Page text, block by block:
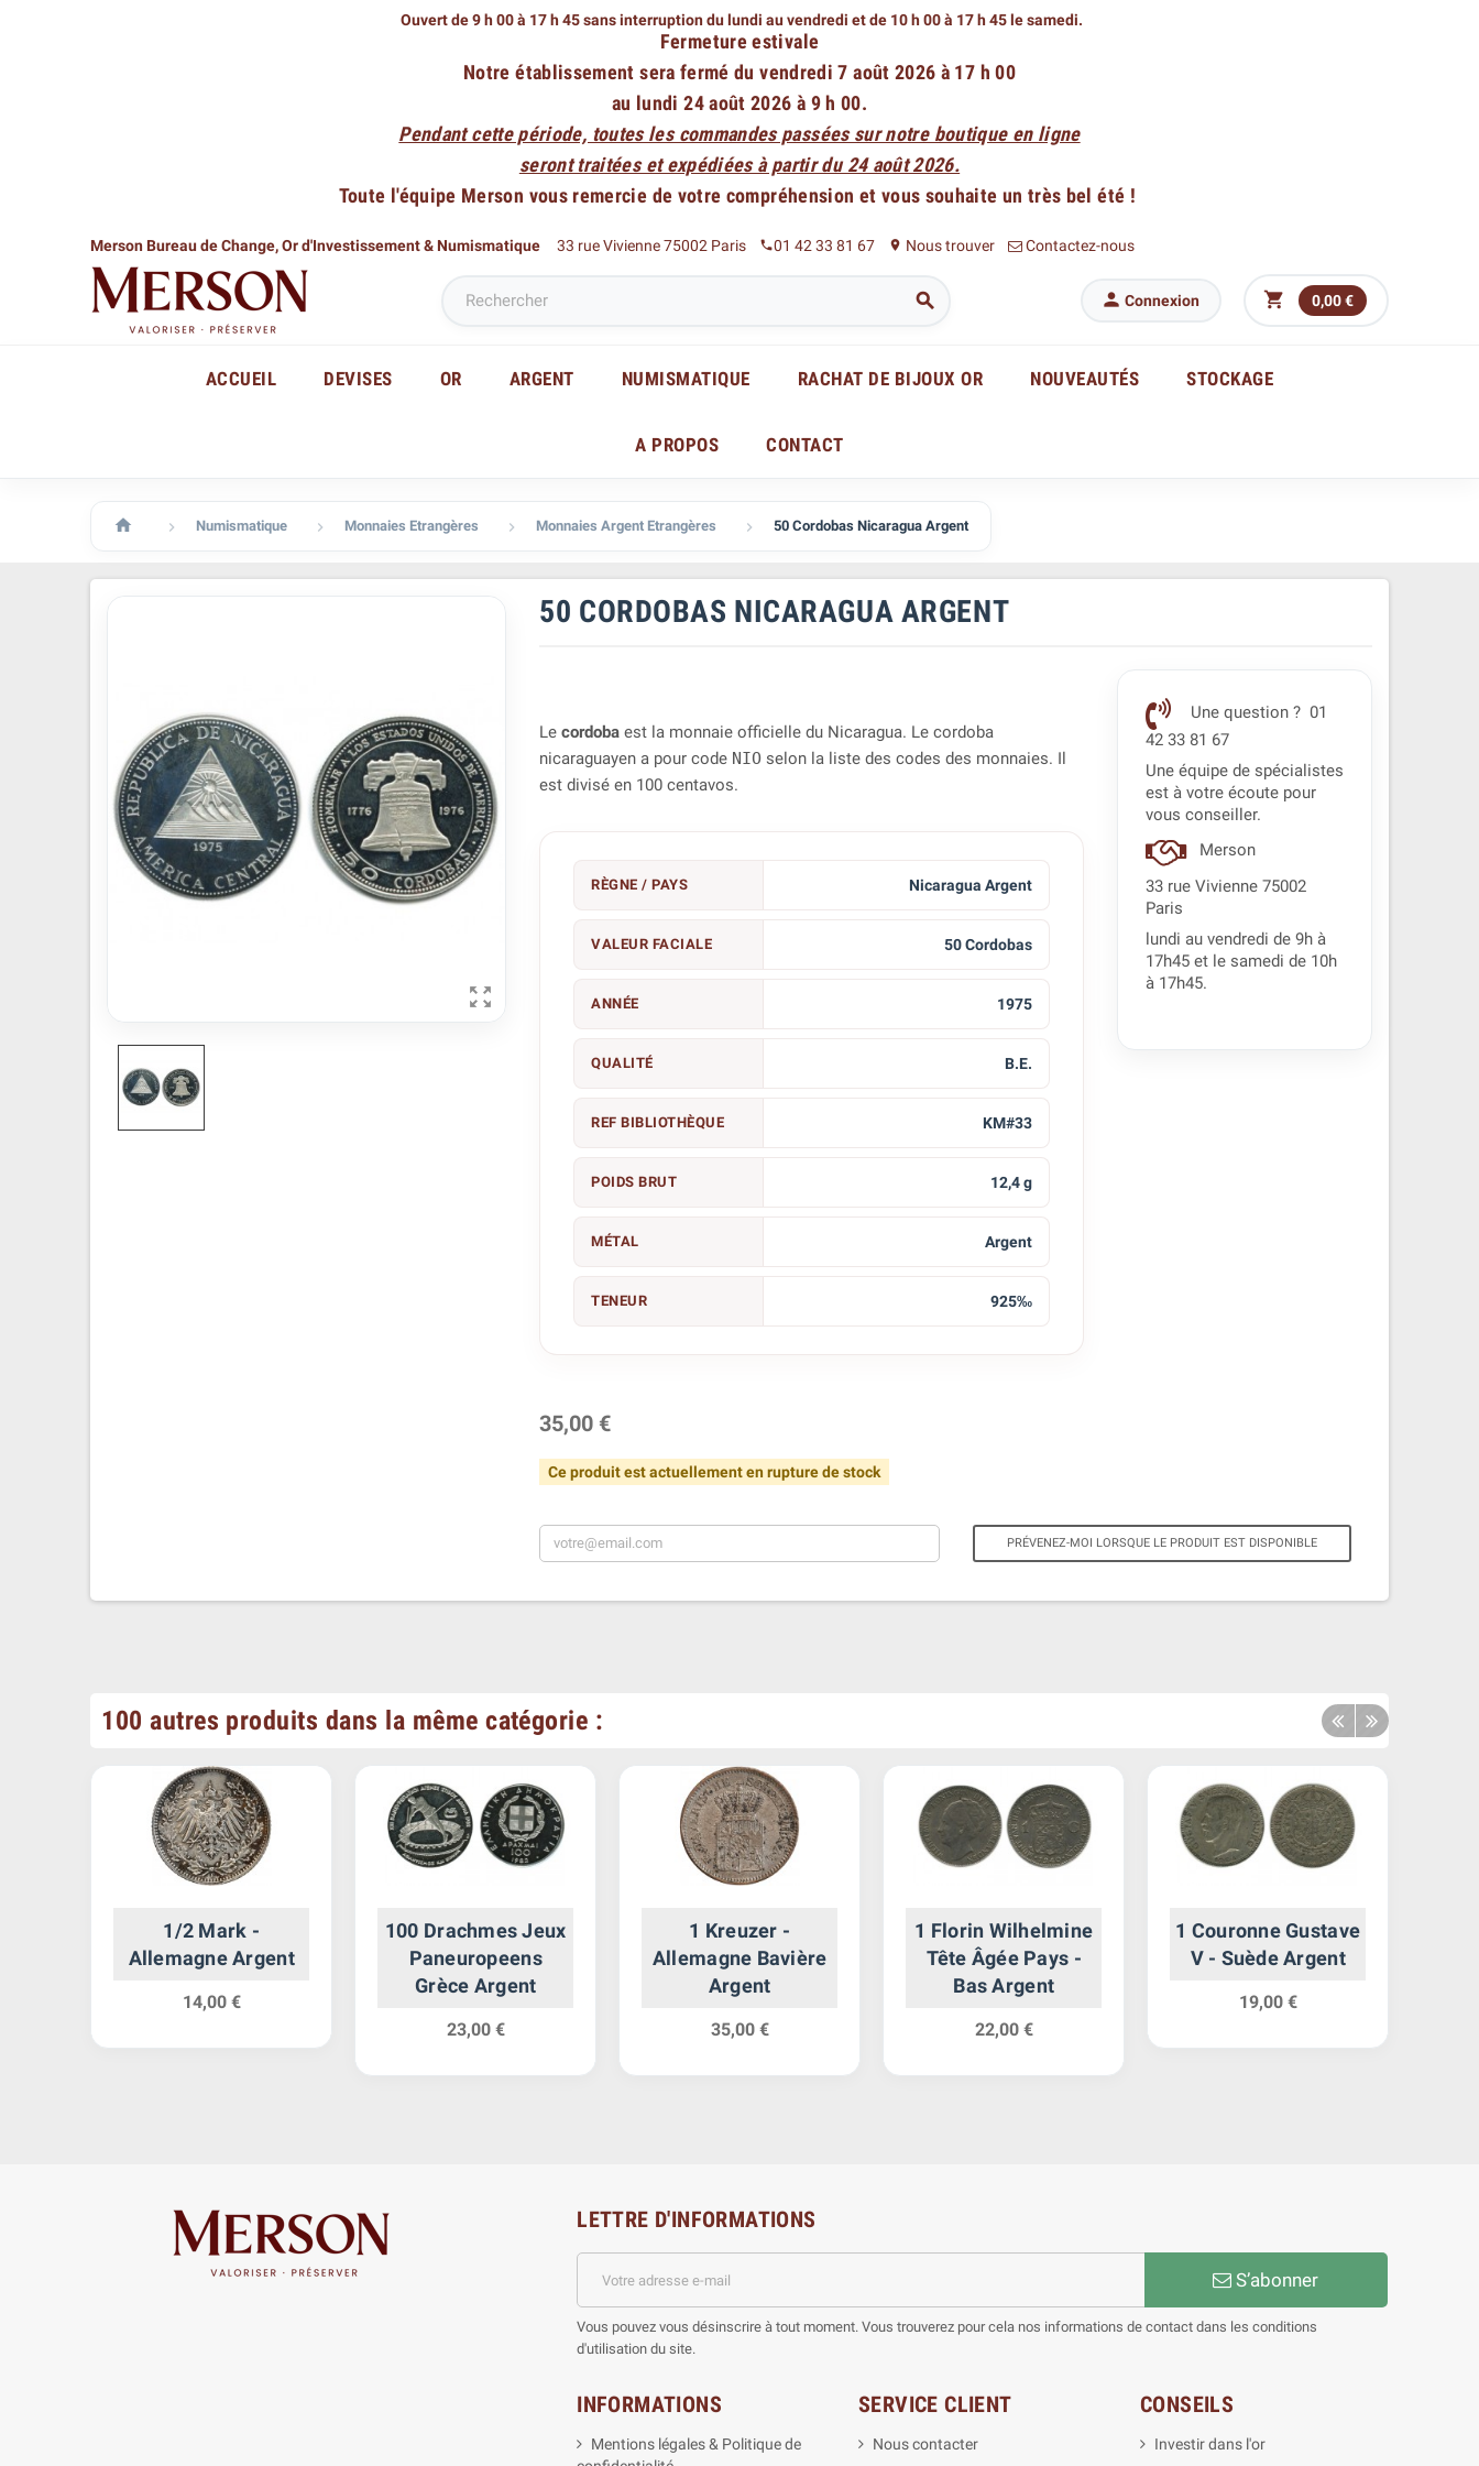
Ouvert de 9 h 00 à 17 h 45 sans interruption du lundi au vendredi et de 10 h 00 à 17 h 45 le samedi.
Fermeture estivale
Notre établissement sera fermé du vendredi 7 août 2026 à 17 h 00
au lundi 24 août 2026 à 9 h 00.
Pendant cette période, toutes les commandes passées sur notre boutique en ligne
seront traitées et expédiées à partir du 24 août 2026.
Toute l'équipe Merson vous remercie de votre compréhension et vous souhaite un très bel été !
Merson Bureau de Change, Or d'Investissement & Numismatique 33 rue Vivienne 75002 Paris phone01 42 33 81 67 place Nous trouver Contactez-nous
  Connexion  0,00 €
ACCUEIL DEVISES OR ARGENT NUMISMATIQUE RACHAT DE BIJOUX OR NOUVEAUTÉS STOCKAGE
A PROPOS CONTACT
  Numismatique  Monnaies Etrangères  Monnaies Argent Etrangères  50 Cordobas Nicaragua Argent

50 CORDOBAS NICARAGUA ARGENT
Lecordoba est la monnaie officielle du Nicaragua. Le cordoba
nicaraguayen a pour code NIO selon la liste des codes des monnaies. Il
est divisé en 100 centavos.
RÈGNE / PAYS Nicaragua Argent
VALEUR FACIALE 50 Cordobas
ANNÉE 1975
QUALITÉ B.E.
REF BIBLIOTHÈQUE KM#33
POIDS BRUT 12,4 g
MÉTAL Argent
TENEUR 925‰
35,00 €
Ce produit est actuellement en rupture de stock
Une question ? 01
42 33 81 67
Une équipe de spécialistes
est à votre écoute pour
vous conseiller.
Merson
33 rue Vivienne 75002
Paris
lundi au vendredi de 9h à
17h45 et le samedi de 10h
à 17h45.
PRÉVENEZ-MOI LORSQUE LE PRODUIT EST DISPONIBLE
100 autres produits dans la même catégorie :
1/2 Mark -
Allemagne Argent
14,00 €
100 Drachmes Jeux
Paneuropeens
Grèce Argent
23,00 €
1 Kreuzer -
Allemagne Bavière
Argent
35,00 €
1 Florin Wilhelmine
Tête Âgée Pays -
Bas Argent
22,00 €
1 Couronne Gustave
V - Suède Argent
19,00 €
LETTRE D'INFORMATIONS
S’abonner
Vous pouvez vous désinscrire à tout moment. Vous trouverez pour cela nos informations de contact dans les conditions
d'utilisation du site.
INFORMATIONS
Mentions légales & Politique de
SERVICE CLIENT
Nous contacter
CONSEILS
Investir dans l'or